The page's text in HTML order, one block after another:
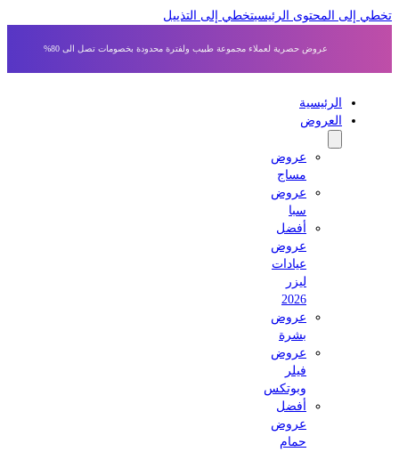
إلى المحتوى الرئيسي تخطي إلى التذييل
عروض حصرية لعملاء مجموعة طبيب ولفترة محدودة بخصومات تصل الى 80%
الرئيسية
العروض
عروض
مساج
عروض
أفضل
عروض
عيادات
2026
عروض
بشرة
عروض
وبوتكس
أفضل
عروض
حمام